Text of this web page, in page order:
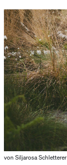
von Siljarosa Schletterer